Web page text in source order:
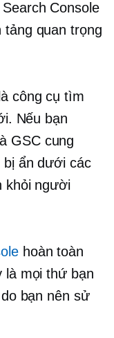
Console
tảng quan trọng
công cụ tìm
Nếu bạn
GSC cung
bị ẩn dưới các
khỏi người
hoàn toàn
là mọi thứ bạn
bạn nên sử